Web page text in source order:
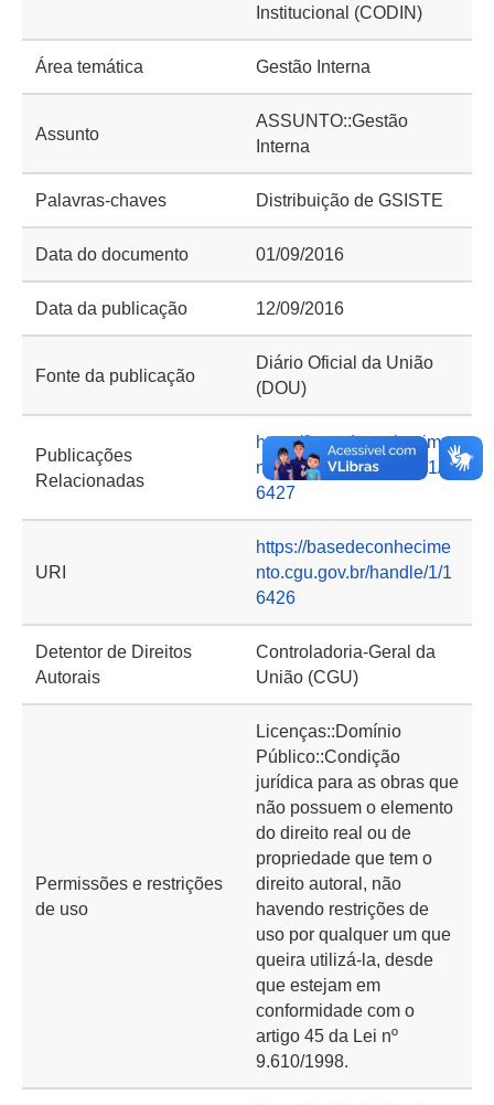
Institucional (CODIN)
Área temática Gestão Interna
Assunto
ASSUNTO::Gestão
Interna
Palavras-chaves Distribuição de GSISTE
Data do documento 01/09/2016
Data da publicação 12/09/2016
Fonte da publicação
Diário Oficial da União
(DOU)
Publicações
Relacionadas
https://basedeconhecime
nto.cgu.gov.br/handle/1/1
6427
URI
https://basedeconhecime
nto.cgu.gov.br/handle/1/1
6426
Detentor de Direitos
Autorais
Controladoria-Geral da
União (CGU)
Permissões e restrições
de uso
Licenças::Domínio
Público::Condição
jurídica para as obras que
não possuem o elemento
do direito real ou de
propriedade que tem o
direito autoral, não
havendo restrições de
uso por qualquer um que
queira utilizá-la, desde
que estejam em
conformidade com o
artigo 45 da Lei nº
9.610/1998.